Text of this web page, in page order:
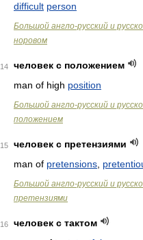
difficult person
Большой англо-русский и
норовом
14
человек с положением
man of high position
Большой англо-русский и
положением
15
человек с претензиями
man of pretensions
Большой англо-русский и
претензиями
16
человек с тактом